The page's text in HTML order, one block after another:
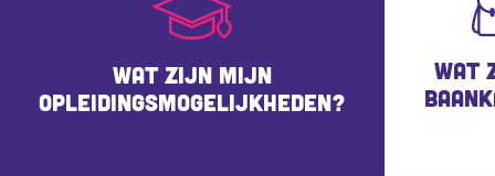
WAT ZIJN MIJN
OPLEIDINGSMOGELIJKHEDEN?
WAT